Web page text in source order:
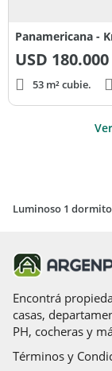
USD 180.000
53 m² cubie.
Luminoso 1
Encontrá
casas,
PH, cocheras y
Términos y